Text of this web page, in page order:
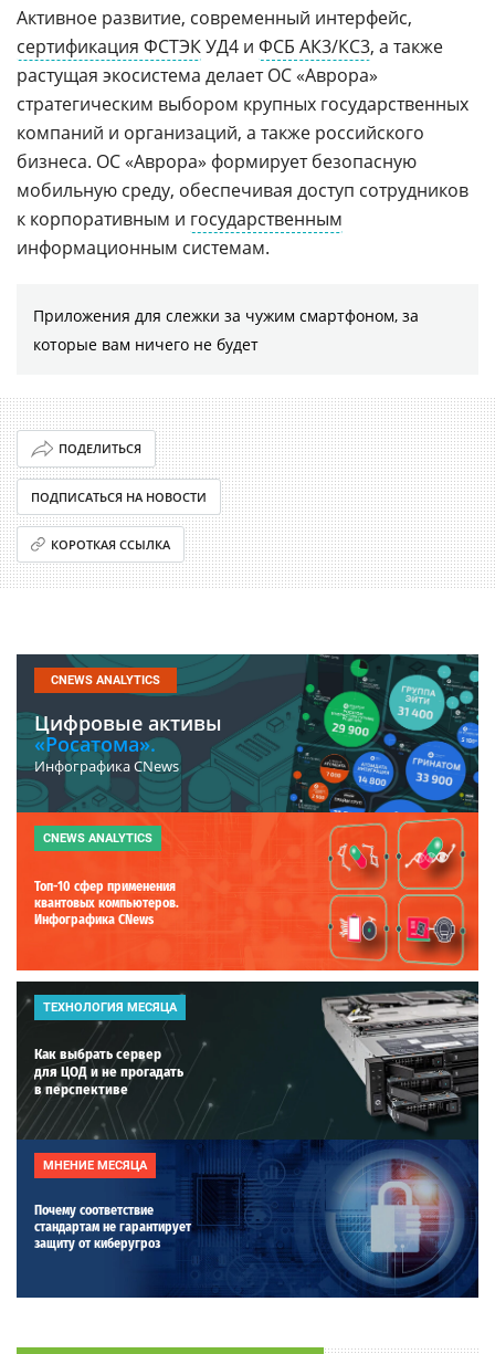
Активное развитие, современный интерфейс,
сертификация ФСТЭКУД4 и ФСБ АК3/КС3, а также
растущая экосистема делает ОС «Аврора»
стратегическим выбором крупных государственных
компаний и организаций, а также российского
бизнеса. ОС «Аврора» формирует безопасную
мобильную среду, обеспечивая доступ сотрудников
к корпоративным и государственным
информационным системам.
Приложения для слежки за чужим смартфоном, за
которые вам ничего не будет
ПОДЕЛИТЬСЯ
ПОДПИСАТЬСЯ НА НОВОСТИ
КОРОТКАЯ ССЫЛКА
CNEWS ANALYTICS
Цифровые активы
«Росатома».
Инфографика CNews
CNEWS ANALYTICS
Топ-10 сфер применения
квантовых компьютеров.
Инфографика CNews
ТЕХНОЛОГИЯ МЕСЯЦА
Как выбрать сервер
для ЦОД и не прогадать
в перспективе
МНЕНИЕ МЕСЯЦА
Почему соответствие
стандартам не гарантирует
защиту от киберугроз